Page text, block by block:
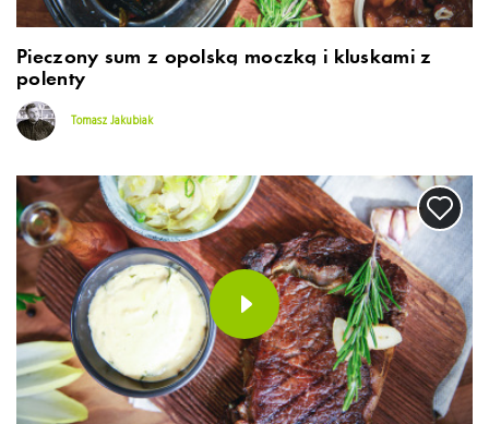
Pieczony sum z opolską moczką i kluskami z
polenty
Tomasz Jakubiak